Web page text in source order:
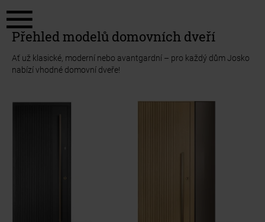
Přehled modelů domovních dveří
Ať už klasické, moderní nebo avantgardní – pro každý dům Josko
nabízí vhodné domovní dveře!